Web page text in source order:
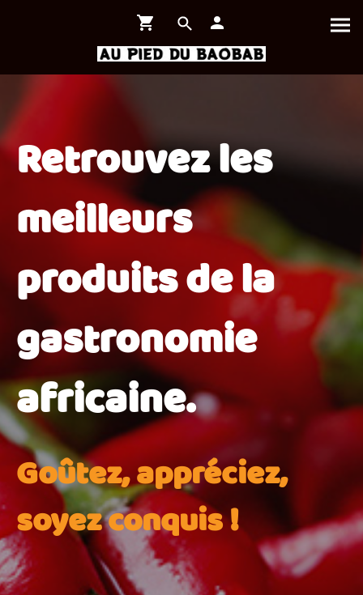
Retrouvez les
meilleurs
produits de la
gastronomie
africaine.
Goûtez, appréciez,
soyez conquis !